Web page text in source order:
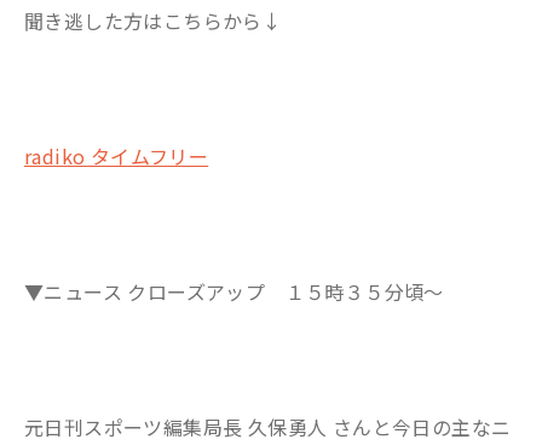
聞き逃した方はこちらから↓
radiko タイムフリー
▼ニュース クローズアップ １５時３５分頃～
元日刊スポーツ編集局長 久保勇人 さんと今日の主なニ